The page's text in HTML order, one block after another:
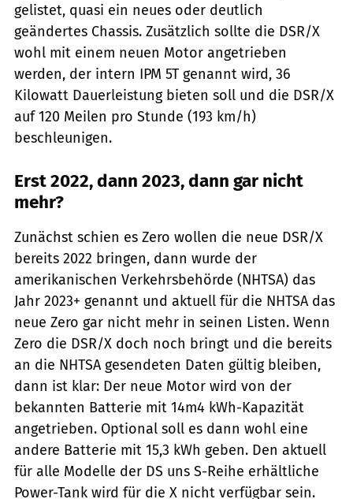
gelistet, quasi ein neues oder deutlich
geändertes Chassis. Zusätzlich sollte die DSR/X
wohl mit einem neuen Motor angetrieben
werden, der intern IPM 5T genannt wird, 36
Kilowatt Dauerleistung bieten soll und die DSR/X
auf 120 Meilen pro Stunde (193 km/h)
beschleunigen.
Erst 2022, dann 2023, dann gar nicht
mehr?
Zunächst schien es Zero wollen die neue DSR/X
bereits 2022 bringen, dann wurde der
amerikanischen Verkehrsbehörde (NHTSA) das
Jahr 2023+ genannt und aktuell für die NHTSA das
neue Zero gar nicht mehr in seinen Listen. Wenn
Zero die DSR/X doch noch bringt und die bereits
an die NHTSA gesendeten Daten gültig bleiben,
dann ist klar: Der neue Motor wird von der
bekannten Batterie mit 14m4 kWh-Kapazität
angetrieben. Optional soll es dann wohl eine
andere Batterie mit 15,3 kWh geben. Den aktuell
für alle Modelle der DS uns S-Reihe erhältliche
Power-Tank wird für die X nicht verfügbar sein.